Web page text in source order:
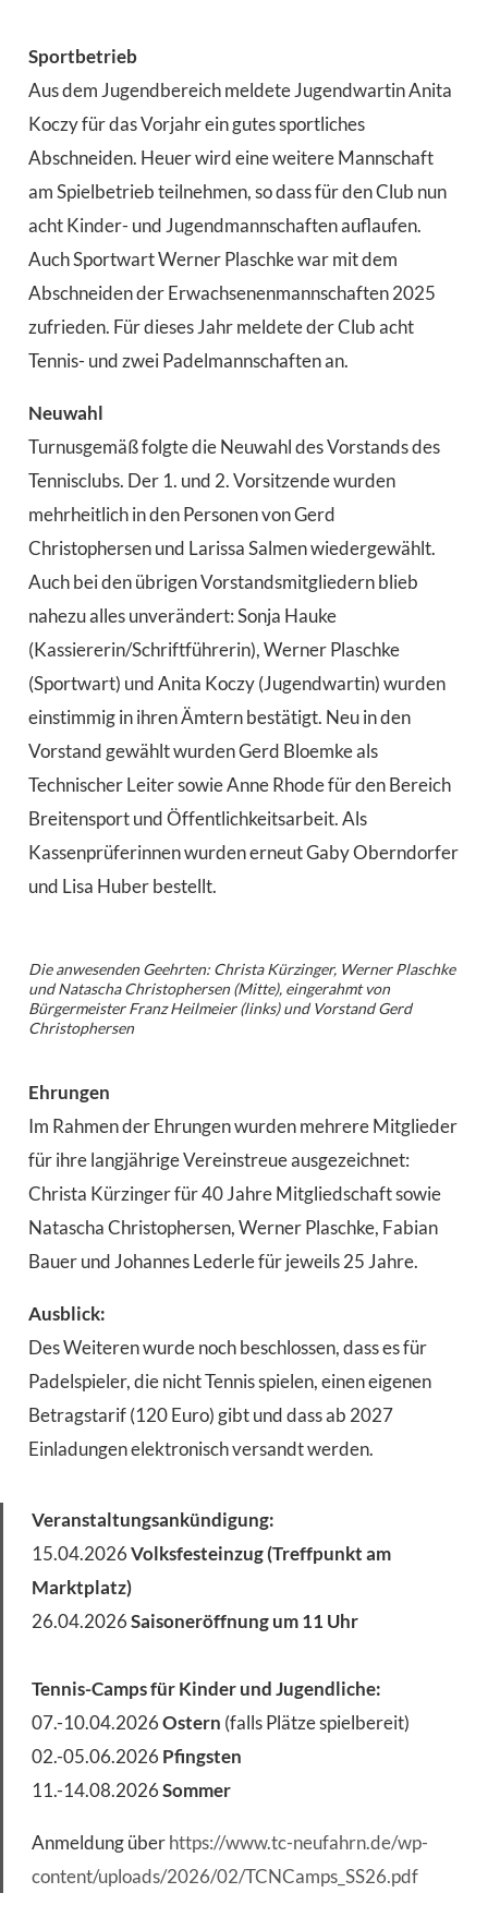
Sportbetrieb
Aus dem Jugendbereich meldete Jugendwartin Anita
Koczy für das Vorjahr ein gutes sportliches
Abschneiden. Heuer wird eine weitere Mannschaft
am Spielbetrieb teilnehmen, so dass für den Club nun
acht Kinder- und Jugendmannschaften auflaufen.
Auch Sportwart Werner Plaschke war mit dem
Abschneiden der Erwachsenenmannschaften 2025
zufrieden. Für dieses Jahr meldete der Club acht
Tennis- und zwei Padelmannschaften an.
Neuwahl
Turnusgemäß folgte die Neuwahl des Vorstands des
Tennisclubs. Der 1. und 2. Vorsitzende wurden
mehrheitlich in den Personen von Gerd
Christophersen und Larissa Salmen wiedergewählt.
Auch bei den übrigen Vorstandsmitgliedern blieb
nahezu alles unverändert: Sonja Hauke
(Kassiererin/Schriftführerin), Werner Plaschke
(Sportwart) und Anita Koczy (Jugendwartin) wurden
einstimmig in ihren Ämtern bestätigt. Neu in den
Vorstand gewählt wurden Gerd Bloemke als
Technischer Leiter sowie Anne Rhode für den Bereich
Breitensport und Öffentlichkeitsarbeit. Als
Kassenprüferinnen wurden erneut Gaby Oberndorfer
und Lisa Huber bestellt.
Die anwesenden Geehrten: Christa Kürzinger, Werner Plaschke
und Natascha Christophersen (Mitte), eingerahmt von
Bürgermeister Franz Heilmeier (links) und Vorstand Gerd
Christophersen
Ehrungen
Im Rahmen der Ehrungen wurden mehrere Mitglieder
für ihre langjährige Vereinstreue ausgezeichnet:
Christa Kürzinger für 40 Jahre Mitgliedschaft sowie
Natascha Christophersen, Werner Plaschke, Fabian
Bauer und Johannes Lederle für jeweils 25 Jahre.
Ausblick:
Des Weiteren wurde noch beschlossen, dass es für
Padelspieler, die nicht Tennis spielen, einen eigenen
Betragstarif (120 Euro) gibt und dass ab 2027
Einladungen elektronisch versandt werden.
Veranstaltungsankündigung:
15.04.2026Volksfesteinzug (Treffpunkt am
Marktplatz)
26.04.2026Saisoneröffnung um 11 Uhr
Tennis-Camps für Kinder und Jugendliche:
07.-10.04.2026Ostern (falls Plätze spielbereit)
02.-05.06.2026 Pfingsten
11.-14.08.2026Sommer
Anmeldung überhttps://www.tc-neufahrn.de/wp-
content/uploads/2026/02/TCNCamps_SS26.pdf